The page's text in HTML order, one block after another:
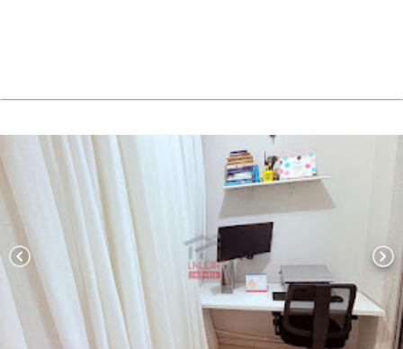
chevron_left chevron_right